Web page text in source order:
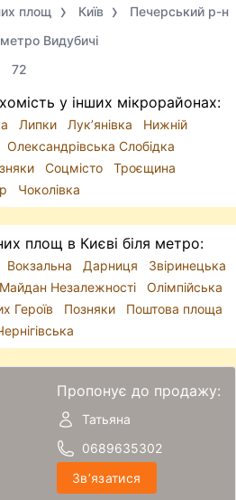
площ Київ
Печерський р-н
метро Видубичі
72
у інших мікрорайонах:
Липки Лук’янівка
Нижній
Олександрівська Слобідка
Соцмісто
Троєщина
Чоколівка
площ в Києві біля метро:
Вокзальна Дарниця
Звіринецька
Майдан Незалежності
Олімпійська
Героїв Позняки
Поштова площа
Пропонує до продажу:
Татьяна
0689635302
Звʼязатися